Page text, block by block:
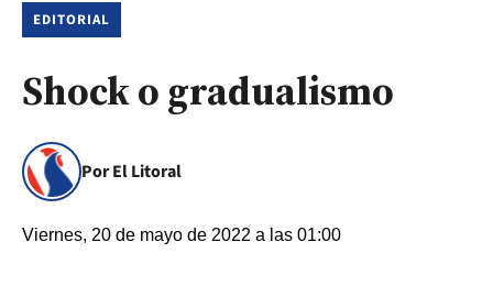
EDITORIAL
Shock o gradualismo
Por El Litoral
Viernes, 20 de mayo de 2022 a las 01:00